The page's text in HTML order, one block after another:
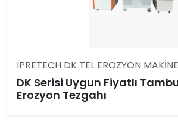
IPRETECH DK TEL EROZYON
DK Serisi Uygun Fiyatlı
Erozyon Tezgahı